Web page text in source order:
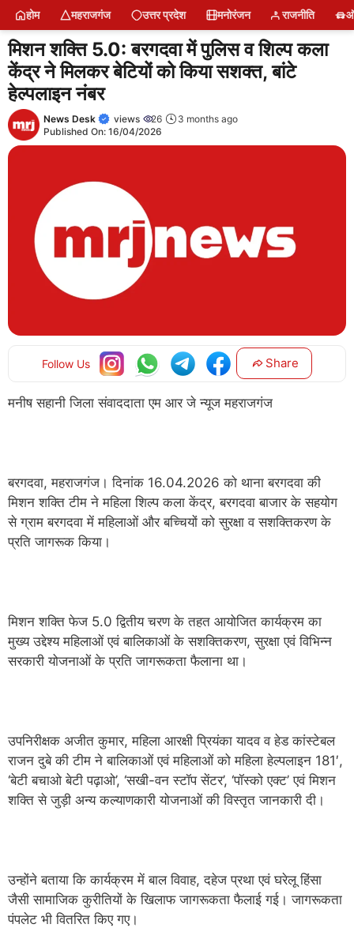
Skip
content
होम महराजगंज उत्तर प्रदेश मनोरंजन राजनीति
मिशन शक्ति 5.0: बरगदवा में पुलिस व शिल्प कला
केंद्र ने मिलकर बेटियों को किया सशक्त, बांटे
हेल्पलाइन नंबर
News Desk views 26
3 months ago
Published On: 16/04/2026
Follow Us Share
मनीष सहानी जिला संवाददाता एम आर जे न्यूज महराजगंज
बरगदवा, महराजगंज। दिनांक 16.04.2026 को थाना बरगदवा की
मिशन शक्ति टीम ने महिला शिल्प कला केंद्र, बरगदवा बाजार के सहयोग
से ग्राम बरगदवा में महिलाओं और बच्चियों को सुरक्षा व सशक्तिकरण के
प्रति जागरूक किया।
मिशन शक्ति फेज 5.0 द्वितीय चरण के तहत आयोजित कार्यक्रम का
मुख्य उद्देश्य महिलाओं एवं बालिकाओं के सशक्तिकरण, सुरक्षा एवं विभिन्न
सरकारी योजनाओं के प्रति जागरूकता फैलाना था।
उपनिरीक्षक अजीत कुमार, महिला आरक्षी प्रियंका यादव व हेड कांस्टेबल
राजन दुबे की टीम ने बालिकाओं एवं महिलाओं को महिला हेल्पलाइन 181′,
‘बेटी बचाओ बेटी पढ़ाओ’, ‘सखी-वन स्टॉप सेंटर’, ‘पॉस्को एक्ट’ एवं मिशन
शक्ति से जुड़ी अन्य कल्याणकारी योजनाओं की विस्तृत जानकारी दी।
उन्होंने बताया कि कार्यक्रम में बाल विवाह, दहेज प्रथा एवं घरेलू हिंसा
जैसी सामाजिक कुरीतियों के खिलाफ जागरूकता फैलाई गई। जागरूकता
पंपलेट भी वितरित किए गए।